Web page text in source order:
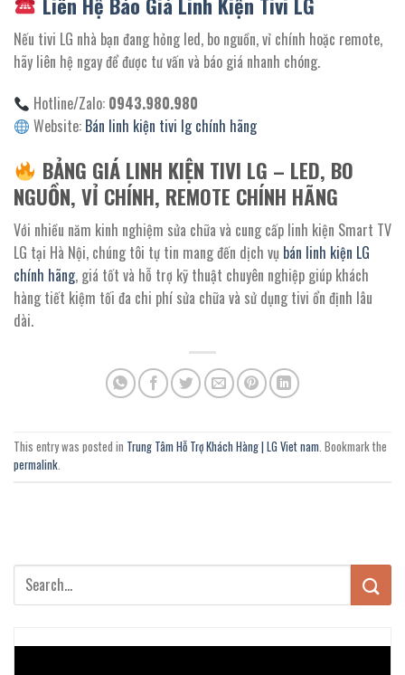
Nếu tivi LG nhà bạn đang hỏng led, bo nguồn, vỉ chính hoặc remote,
hãy liên hệ ngay để được tư vấn và báo giá nhanh chóng.
Hotline/Zalo: 0943.980.980
Website: Bán linh kiện tivi lg chính hãng
BẢNG GIÁ LINH KIỆN TIVI LG – LED, BO
NGUỒN, VỈ CHÍNH, REMOTE CHÍNH HÃNG
Với nhiều năm kinh nghiệm sửa chữa và cung cấp linh kiện Smart TV
LG tại Hà Nội, chúng tôi tự tin mang đến dịch vụ bán linh kiện LG
chính hãng, giá tốt và hỗ trợ kỹ thuật chuyên nghiệp giúp khách
hàng tiết kiệm tối đa chi phí sửa chữa và sử dụng tivi ổn định lâu
dài.
This entry was posted in Trung Tâm Hỗ Trợ Khách Hàng | LG Viet nam. Bookmark the
permalink.